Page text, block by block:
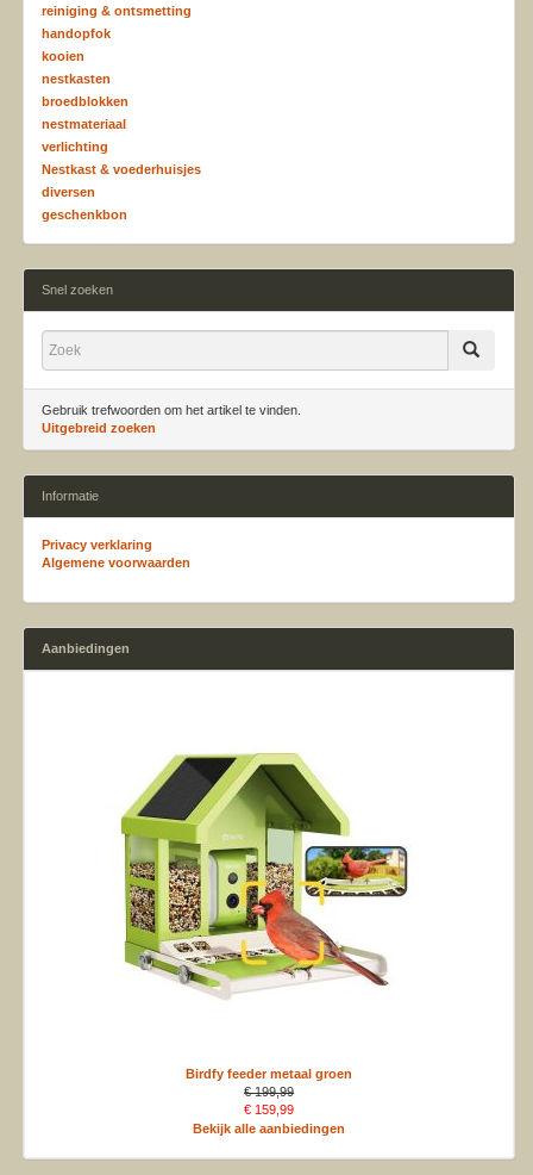
reiniging & ontsmetting
handopfok
kooien
nestkasten
broedblokken
nestmateriaal
verlichting
Nestkast & voederhuisjes
diversen
geschenkbon
Snel zoeken
Gebruik trefwoorden om het artikel te vinden.
Uitgebreid zoeken
Informatie
Privacy verklaring
Algemene voorwaarden
Aanbiedingen
Birdfy feeder metaal groen
€ 199,99
€ 159,99
Bekijk alle aanbiedingen